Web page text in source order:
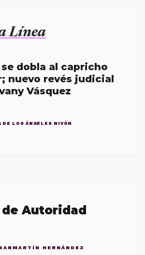
Línea
se dobla al capricho
nuevo revés judicial
Vásquez
DE LOS ÁNGELES NIVÓN
Autoridad
HERNÁNDEZ